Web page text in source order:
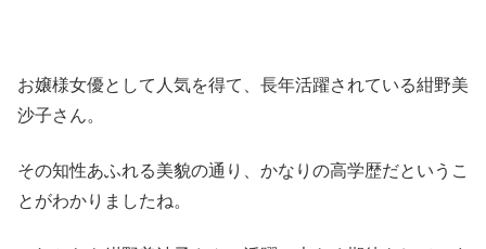
お嬢様女優として人気を得て、長年活躍されている紺野美
沙子さん。
その知性あふれる美貌の通り、かなりの高学歴だというこ
とがわかりましたね。